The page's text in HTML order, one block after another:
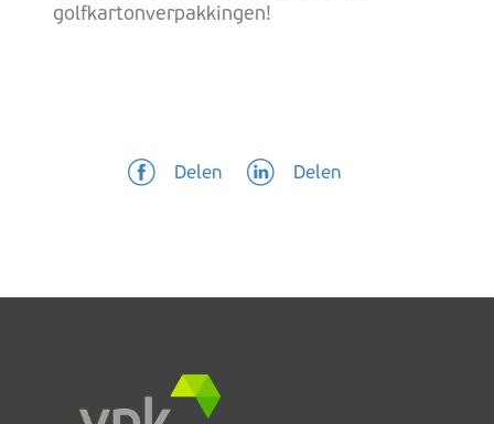
golfkartonverpakkingen!
Delen Delen